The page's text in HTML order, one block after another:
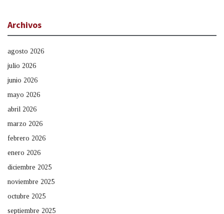
Archivos
agosto 2026
julio 2026
junio 2026
mayo 2026
abril 2026
marzo 2026
febrero 2026
enero 2026
diciembre 2025
noviembre 2025
octubre 2025
septiembre 2025